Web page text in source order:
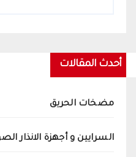
أحدث المقالات
مضخات الحريق
السرايين و أجهزة الانذار